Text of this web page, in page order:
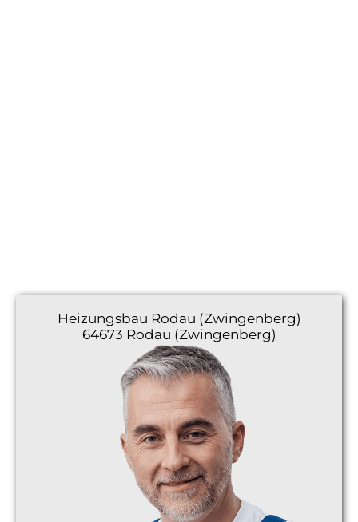
Heizungsbau Rodau (Zwingenberg)
64673 Rodau (Zwingenberg)